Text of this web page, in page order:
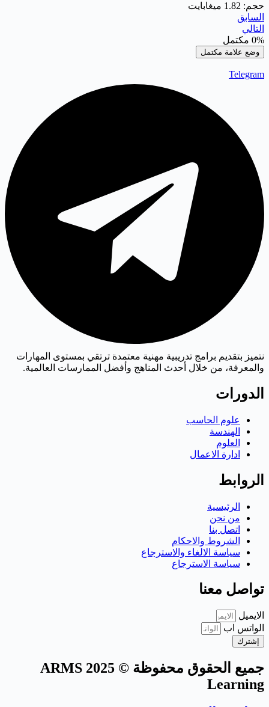
حجم: 1.82 ميغابايت
السابق
التالي
0% مكتمل
وضع علامة مكتمل
Telegram
نتميز بتقديم برامج تدريبية مهنية معتمدة ترتقي بمستوى المهارات
والمعرفة، من خلال أحدث المناهج وأفضل الممارسات العالمية.
الدورات
علوم الحاسب
الهندسة
العلوم
ادارة الاعمال
الروابط
الرئيسية
من نحن
اتصل بنا
الشروط والاحكام
سياسة الالغاء والاسترجاع
سياسة الاسترجاع
تواصل معنا
الايميل
الواتس اب
إشترك
جميع الحقوق محفوظة © 2025 ARMS
Learning